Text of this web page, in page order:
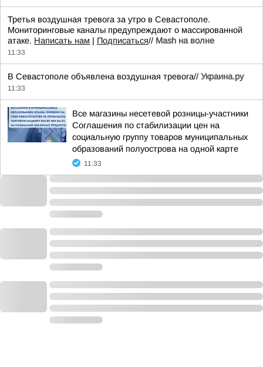
Третья воздушная тревога за утро в Севастополе.
Мониторинговые каналы предупреждают о массированной
атаке. Написать нам | Подписаться// Mash на волне
11:33
В Севастополе объявлена воздушная тревога// Украина.ру
11:33
Все магазины несетевой розницы-участники
Соглашения по стабилизации цен на
социальную группу товаров муниципальных
образований полуострова на одной карте
11:33